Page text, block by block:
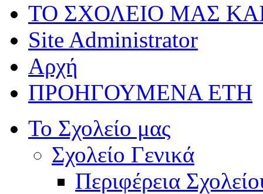
ΤΟ ΣΧΟΛΕΙΟ ΜΑΣ
Site Administrator
Αρχή
ΠΡΟΗΓΟΥΜΕΝΑ ΕΤΗ
Το Σχολείο μας
Σχολείο Γενικά
Περιφέρεια